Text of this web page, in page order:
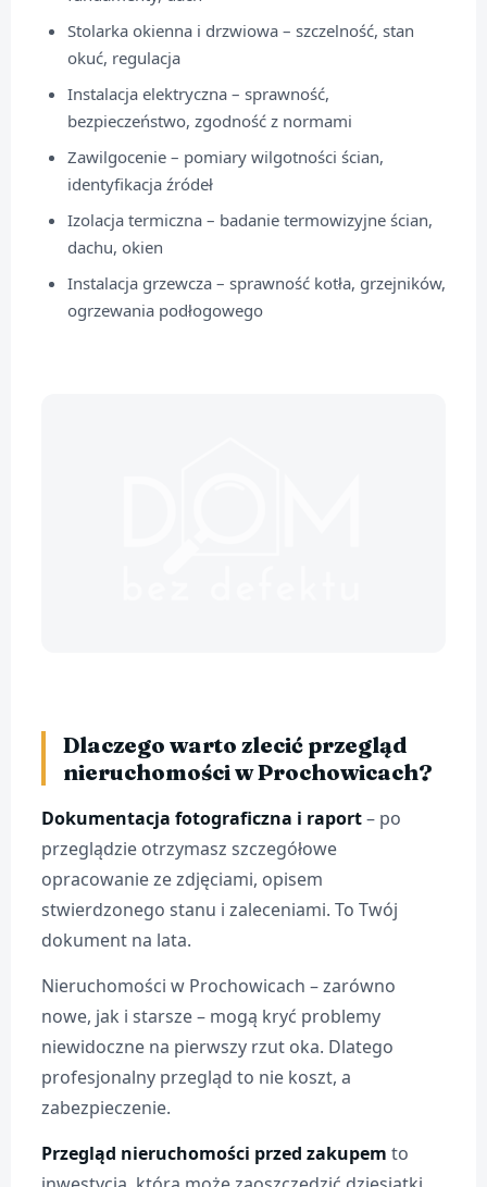
Stolarka okienna i drzwiowa – szczelność, stan
okuć, regulacja
Instalacja elektryczna – sprawność,
bezpieczeństwo, zgodność z normami
Zawilgocenie – pomiary wilgotności ścian,
identyfikacja źródeł
Izolacja termiczna – badanie termowizyjne ścian,
dachu, okien
Instalacja grzewcza – sprawność kotła, grzejników,
ogrzewania podłogowego
Dlaczego warto zlecić przegląd
nieruchomości w Prochowicach?
Dokumentacja fotograficzna i raport– po
przeglądzie otrzymasz szczegółowe
opracowanie ze zdjęciami, opisem
stwierdzonego stanu i zaleceniami. To Twój
dokument na lata.
Nieruchomości w Prochowicach – zarówno
nowe, jak i starsze – mogą kryć problemy
niewidoczne na pierwszy rzut oka. Dlatego
profesjonalny przegląd to nie koszt, a
zabezpieczenie.
Przegląd nieruchomości przed zakupem to